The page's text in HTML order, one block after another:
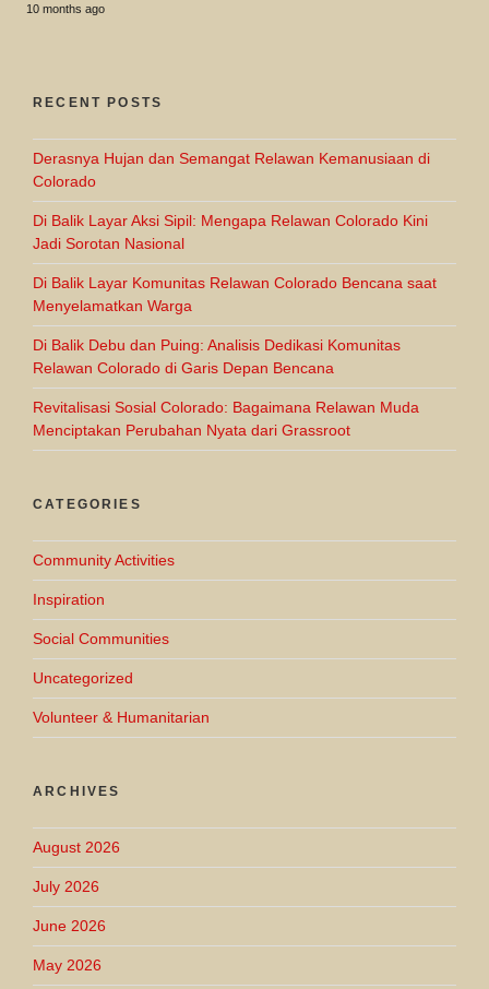
10 months ago
RECENT POSTS
Derasnya Hujan dan Semangat Relawan Kemanusiaan di
Colorado
Di Balik Layar Aksi Sipil: Mengapa Relawan Colorado Kini
Jadi Sorotan Nasional
Di Balik Layar Komunitas Relawan Colorado Bencana saat
Menyelamatkan Warga
Di Balik Debu dan Puing: Analisis Dedikasi Komunitas
Relawan Colorado di Garis Depan Bencana
Revitalisasi Sosial Colorado: Bagaimana Relawan Muda
Menciptakan Perubahan Nyata dari Grassroot
CATEGORIES
Community Activities
Inspiration
Social Communities
Uncategorized
Volunteer & Humanitarian
ARCHIVES
August 2026
July 2026
June 2026
May 2026